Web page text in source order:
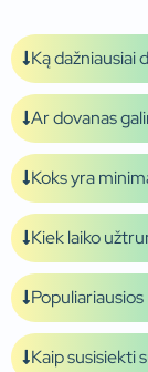
Ką dažniausiai
Ar dovanas
Koks yra
Kiek laiko
Kaip susisiekti